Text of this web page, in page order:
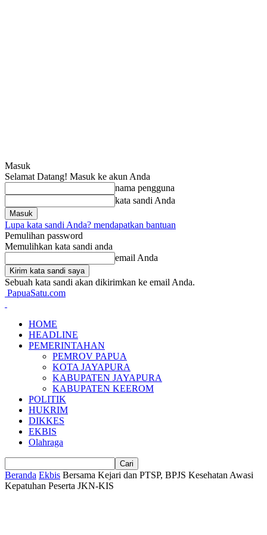
Masuk
Selamat Datang! Masuk ke akun Anda
nama pengguna
kata sandi Anda
Lupa kata sandi Anda? mendapatkan bantuan
Pemulihan password
Memulihkan kata sandi anda
email Anda
Sebuah kata sandi akan dikirimkan ke email Anda.
PapuaSatu.com
HOME
HEADLINE
PEMERINTAHAN
PEMROV PAPUA
KOTA JAYAPURA
KABUPATEN JAYAPURA
KABUPATEN KEEROM
POLITIK
HUKRIM
DIKKES
EKBIS
Olahraga
Beranda Ekbis Bersama Kejari dan PTSP, BPJS Kesehatan Awasi
Kepatuhan Peserta JKN-KIS